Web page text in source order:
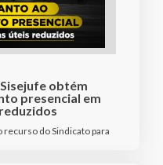
obtém
presencial em
do Sindicato para